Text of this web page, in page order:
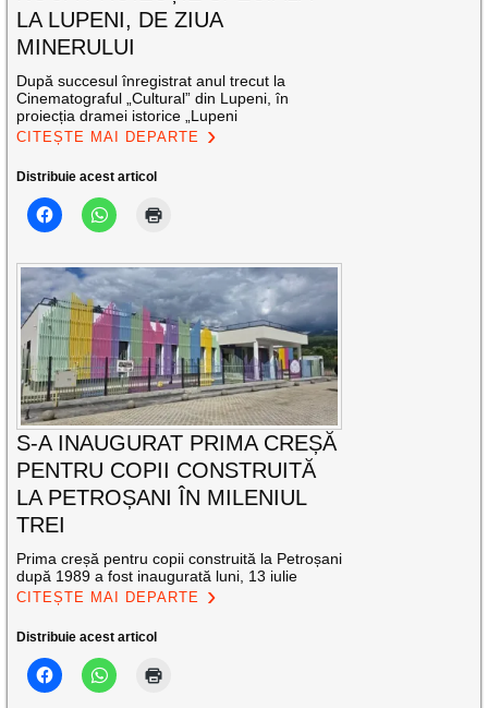
LA LUPENI, DE ZIUA
MINERULUI
După succesul înregistrat anul trecut la
Cinematograful „Cultural” din Lupeni, în
proiecția dramei istorice „Lupeni
CITEȘTE MAI DEPARTE
Distribuie acest articol
S-A INAUGURAT PRIMA CREȘĂ
PENTRU COPII CONSTRUITĂ
LA PETROȘANI ÎN MILENIUL
TREI
Prima creșă pentru copii construită la Petroșani
după 1989 a fost inaugurată luni, 13 iulie
CITEȘTE MAI DEPARTE
Distribuie acest articol